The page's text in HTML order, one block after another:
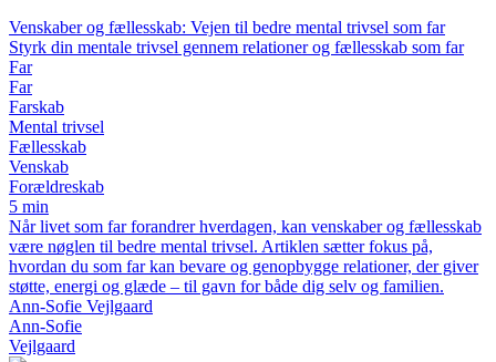
Venskaber og fællesskab: Vejen til bedre mental trivsel som far
Styrk din mentale trivsel gennem relationer og fællesskab som far
Far
Far
Farskab
Mental trivsel
Fællesskab
Venskab
Forældreskab
5 min
Når livet som far forandrer hverdagen, kan venskaber og fællesskab
være nøglen til bedre mental trivsel. Artiklen sætter fokus på,
hvordan du som far kan bevare og genopbygge relationer, der giver
støtte, energi og glæde – til gavn for både dig selv og familien.
Ann-Sofie Vejlgaard
Ann-Sofie
Vejlgaard